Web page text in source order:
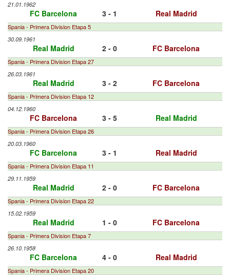
21.01.1962
FC Barcelona 3 - 1 Real Madrid
Spania - Primera Division Etapa 5
30.09.1961
Real Madrid 2 - 0 FC Barcelona
Spania - Primera Division Etapa 27
26.03.1961
Real Madrid 3 - 2 FC Barcelona
Spania - Primera Division Etapa 12
04.12.1960
FC Barcelona 3 - 5 Real Madrid
Spania - Primera Division Etapa 26
20.03.1960
FC Barcelona 3 - 1 Real Madrid
Spania - Primera Division Etapa 11
29.11.1959
Real Madrid 2 - 0 FC Barcelona
Spania - Primera Division Etapa 22
15.02.1959
Real Madrid 1 - 0 FC Barcelona
Spania - Primera Division Etapa 7
26.10.1958
FC Barcelona 4 - 0 Real Madrid
Spania - Primera Division Etapa 20